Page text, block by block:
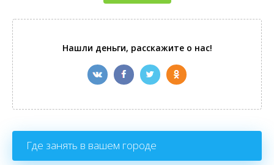
Нашли деньги, расскажите о нас!
Где занять в вашем городе